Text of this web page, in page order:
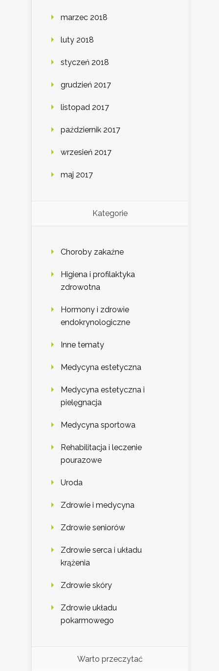
marzec 2018
luty 2018
styczeń 2018
grudzień 2017
listopad 2017
październik 2017
wrzesień 2017
maj 2017
Kategorie
Choroby zakaźne
Higiena i profilaktyka
zdrowotna
Hormony i zdrowie
endokrynologiczne
Inne tematy
Medycyna estetyczna
Medycyna estetyczna i
pielęgnacja
Medycyna sportowa
Rehabilitacja i leczenie
pourazowe
Uroda
Zdrowie i medycyna
Zdrowie seniorów
Zdrowie serca i układu
krążenia
Zdrowie skóry
Zdrowie układu
pokarmowego
Warto przeczytać